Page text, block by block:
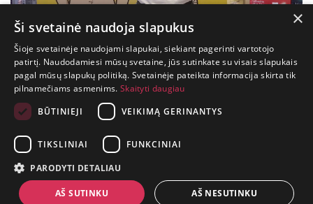
GYVENIMAS
TRUMPAS.
PATIRK
NUOTYKĮ.
+370 650 88860
×
Ši svetainė naudoja slapukus
Šioje svetainėje naudojami slapukai, siekiant pagerinti vartotojo
patirtį. Naudodamiesi mūsų svetaine, jūs sutinkate su visais slapukais
pagal mūsų slapukų politiką. Svetainėje pateikta informacija skirta tik
pilnamečiams asmenims. Skaityti daugiau
BŪTINIEJI
VEIKIMĄ GERINANTYS
TIKSLINIAI FUNKCINIAI
PARODYTI DETALIAU
AŠ SUTINKU AŠ NESUTINKU